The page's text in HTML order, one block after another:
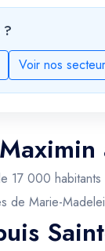
?
Voir nos
17 000
Marie-